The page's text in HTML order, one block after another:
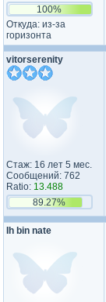
100%
Откуда: из-за
горизонта
vitorserenity
Стаж: 16 лет 5 мес.
Сообщений: 762
Ratio: 13.488
89.27%
Ih bin nate